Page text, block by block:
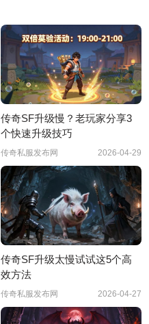
传奇SF升级慢？老玩家分享3
个快速升级技巧
传奇私服发布网 2026-04-29
传奇SF升级太慢试试这5个高
效方法
传奇私服发布网 2026-04-27